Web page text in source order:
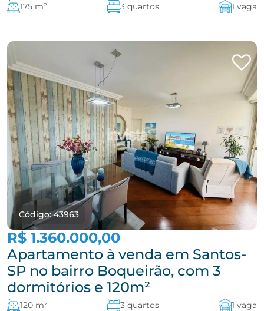
175 m² 3 quartos 1 vaga
Código: 43963
R$ 1.360.000,00
Apartamento à venda em Santos-
SP no bairro Boqueirão, com 3
dormitórios e 120m²
120 m² 3 quartos 1 vaga